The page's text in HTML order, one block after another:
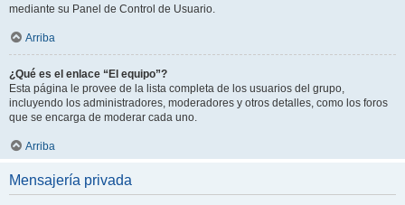
mediante su Panel de Control de Usuario.
Arriba
¿Qué es el enlace “El equipo”?
Esta página le provee de la lista completa de los usuarios del grupo,
incluyendo los administradores, moderadores y otros detalles, como los foros
que se encarga de moderar cada uno.
Arriba
Mensajería privada